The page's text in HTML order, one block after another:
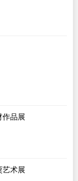
作品展
艺术展